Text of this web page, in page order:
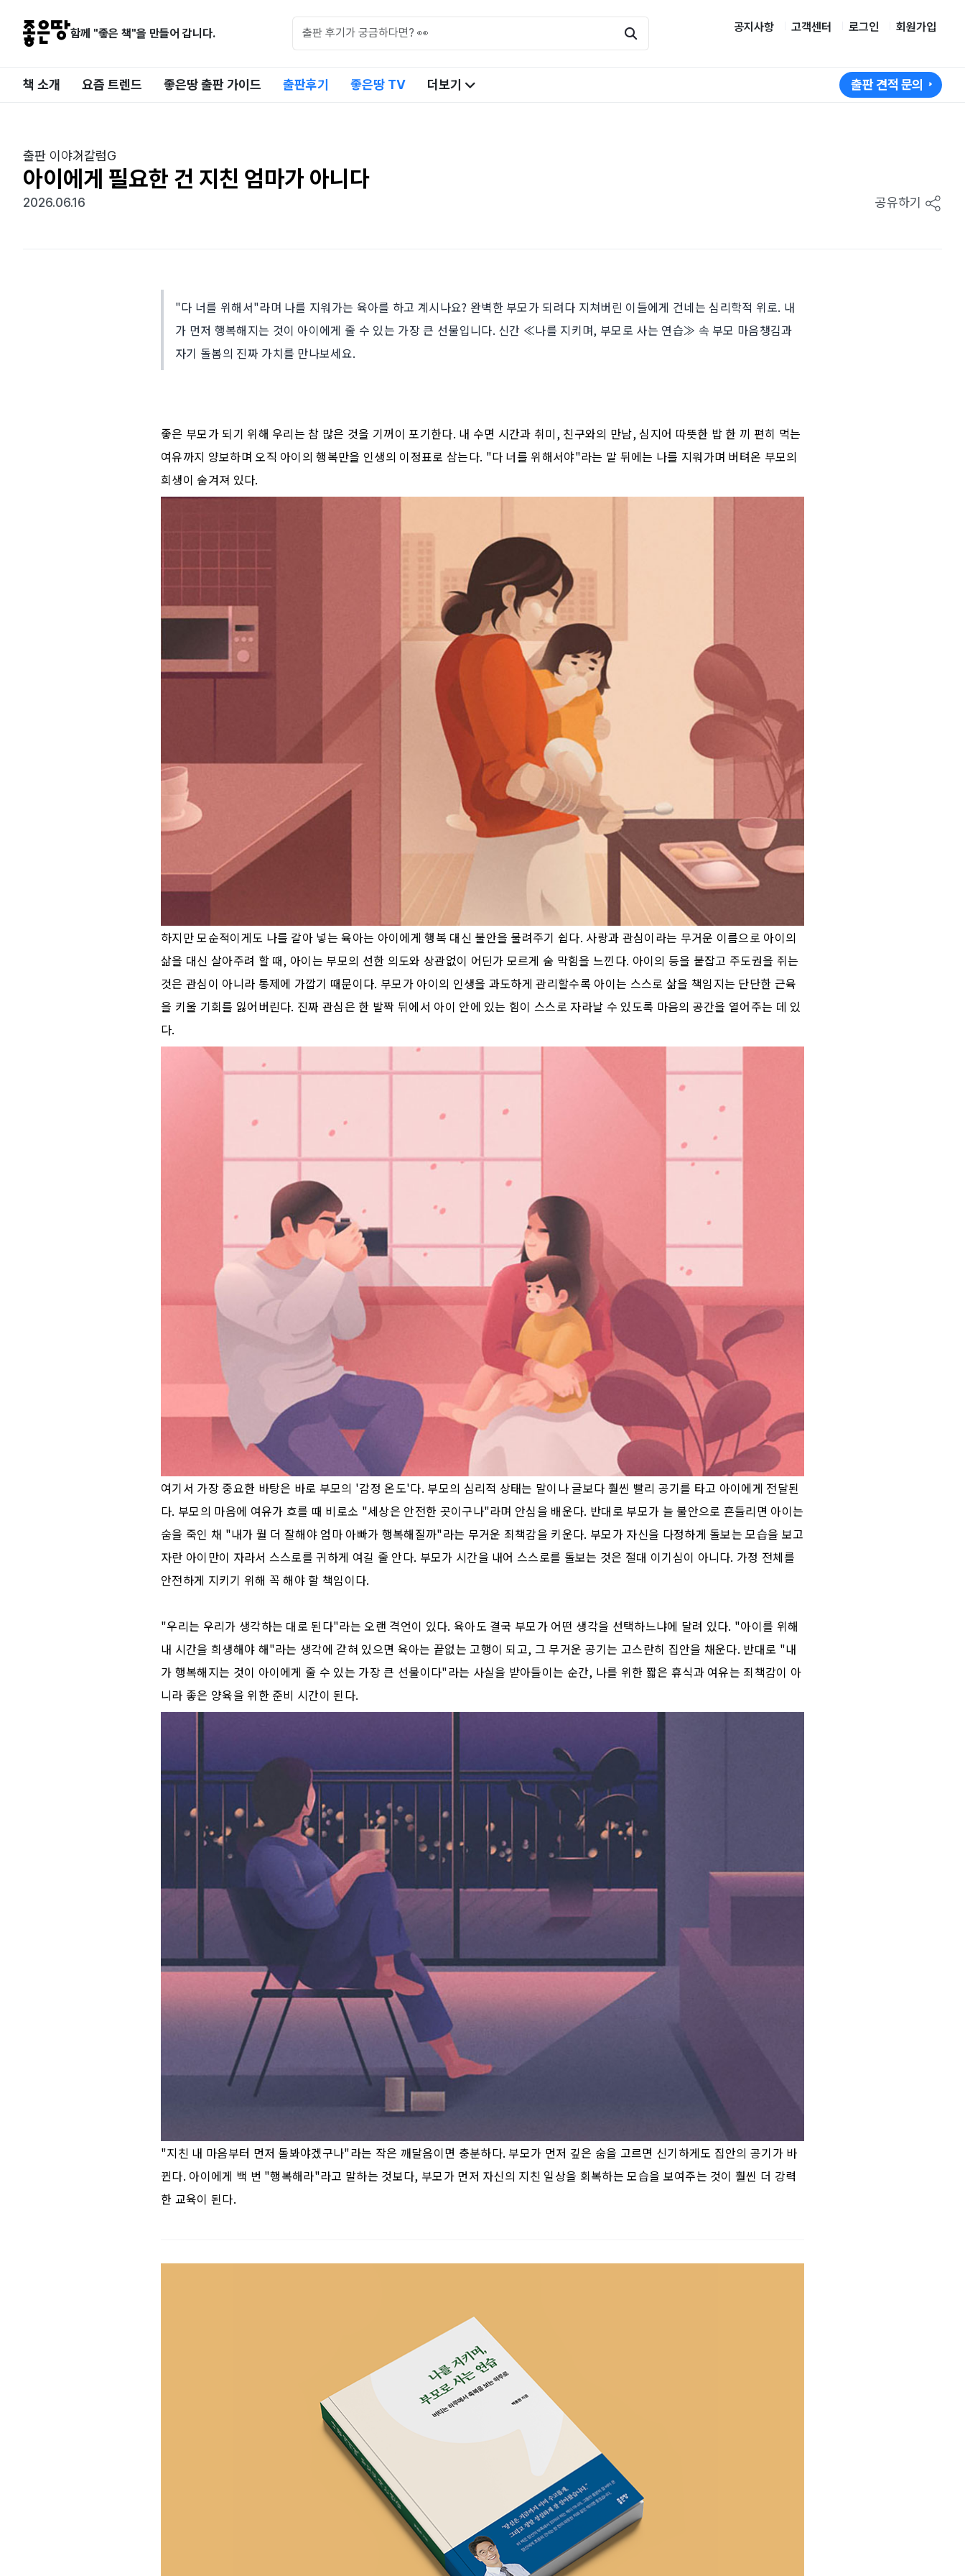
함께 "좋은 책"을 만들어 갑니다. 공지사항 고객센터 로그인 회원가입
책 소개 요즘 트렌드 좋은땅 출판 가이드 출판후기 좋은땅 TV 더보기 출판 견적 문의
출판 이야기 칼럼G
아이에게 필요한 건 지친 엄마가 아니다
2026.06.16 공유하기
"다 너를 위해서"라며 나를 지워가는 육아를 하고 계시나요? 완벽한 부모가 되려다 지쳐버린 이들에게 건네는 심리학적 위로. 내
가 먼저 행복해지는 것이 아이에게 줄 수 있는 가장 큰 선물입니다. 신간 ≪나를 지키며, 부모로 사는 연습≫ 속 부모 마음챙김과
자기 돌봄의 진짜 가치를 만나보세요.
좋은 부모가 되기 위해 우리는 참 많은 것을 기꺼이 포기한다. 내 수면 시간과 취미, 친구와의 만남, 심지어 따뜻한 밥 한 끼 편히 먹는
여유까지 양보하며 오직 아이의 행복만을 인생의 이정표로 삼는다. "다 너를 위해서야"라는 말 뒤에는 나를 지워가며 버텨온 부모의
희생이 숨겨져 있다.
하지만 모순적이게도 나를 갈아 넣는 육아는 아이에게 행복 대신 불안을 물려주기 쉽다. 사랑과 관심이라는 무거운 이름으로 아이의
삶을 대신 살아주려 할 때, 아이는 부모의 선한 의도와 상관없이 어딘가 모르게 숨 막힘을 느낀다. 아이의 등을 붙잡고 주도권을 쥐는
것은 관심이 아니라 통제에 가깝기 때문이다. 부모가 아이의 인생을 과도하게 관리할수록 아이는 스스로 삶을 책임지는 단단한 근육
을 키울 기회를 잃어버린다. 진짜 관심은 한 발짝 뒤에서 아이 안에 있는 힘이 스스로 자라날 수 있도록 마음의 공간을 열어주는 데 있
다.
여기서 가장 중요한 바탕은 바로 부모의 '감정 온도'다. 부모의 심리적 상태는 말이나 글보다 훨씬 빨리 공기를 타고 아이에게 전달된
다. 부모의 마음에 여유가 흐를 때 비로소 "세상은 안전한 곳이구나"라며 안심을 배운다. 반대로 부모가 늘 불안으로 흔들리면 아이는
숨을 죽인 채 "내가 뭘 더 잘해야 엄마 아빠가 행복해질까"라는 무거운 죄책감을 키운다. 부모가 자신을 다정하게 돌보는 모습을 보고
자란 아이만이 자라서 스스로를 귀하게 여길 줄 안다. 부모가 시간을 내어 스스로를 돌보는 것은 절대 이기심이 아니다. 가정 전체를
안전하게 지키기 위해 꼭 해야 할 책임이다.
"우리는 우리가 생각하는 대로 된다"라는 오랜 격언이 있다. 육아도 결국 부모가 어떤 생각을 선택하느냐에 달려 있다. "아이를 위해
내 시간을 희생해야 해"라는 생각에 갇혀 있으면 육아는 끝없는 고행이 되고, 그 무거운 공기는 고스란히 집안을 채운다. 반대로 "내
가 행복해지는 것이 아이에게 줄 수 있는 가장 큰 선물이다"라는 사실을 받아들이는 순간, 나를 위한 짧은 휴식과 여유는 죄책감이 아
니라 좋은 양육을 위한 준비 시간이 된다.
"지친 내 마음부터 먼저 돌봐야겠구나"라는 작은 깨달음이면 충분하다. 부모가 먼저 깊은 숨을 고르면 신기하게도 집안의 공기가 바
뀐다. 아이에게 백 번 "행복해라"라고 말하는 것보다, 부모가 먼저 자신의 지친 일상을 회복하는 모습을 보여주는 것이 훨씬 더 강력
한 교육이 된다.